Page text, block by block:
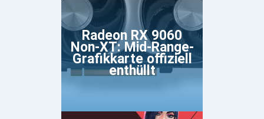
Radeon RX 9060
Non-XT: Mid-Range-
Grafikkarte offiziell
enthüllt